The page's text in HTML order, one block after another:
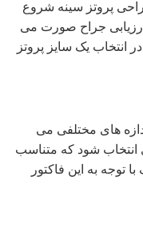
پروتز سینه شروع
جراح صورت می
انتخاب یک سایز پروتز
های مختلفی می
انتخاب شود که متناسب
توجه به این فاکتور